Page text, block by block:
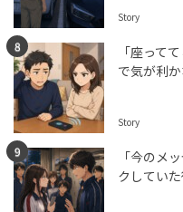
Story
「座って
で気が利
Story
「今のメ
クしてい